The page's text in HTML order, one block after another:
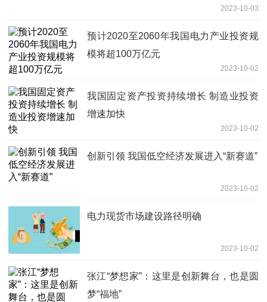
2023-10-03
预计2020至2060年我国电力产业投资规
模将超100万亿元
2023-10-02
我国固定资产投资持续增长 制造业投资
增速加快
2023-10-02
创新引领 我国低空经济发展进入“新赛道”
2023-10-02
电力现货市场建设路径明确
2023-10-02
张江“梦想家”：这里是创新舞台，也是圆
梦“福地”